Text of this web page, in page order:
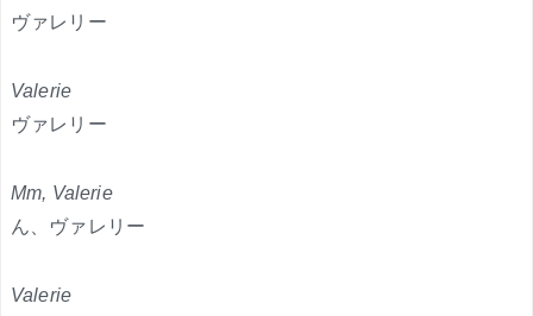
ヴァレリー
Valerie
ヴァレリー
Mm, Valerie
ん、ヴァレリー
Valerie